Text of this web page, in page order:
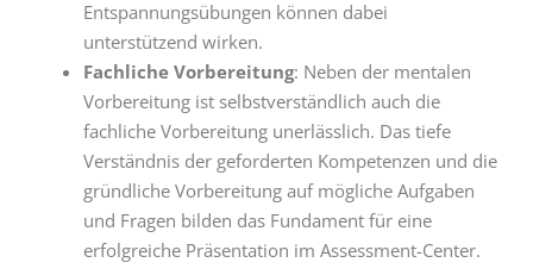
Entspannungsübungen können dabei
unterstützend wirken.
Fachliche Vorbereitung: Neben der mentalen
Vorbereitung ist selbstverständlich auch die
fachliche Vorbereitung unerlässlich. Das tiefe
Verständnis der geforderten Kompetenzen und die
gründliche Vorbereitung auf mögliche Aufgaben
und Fragen bilden das Fundament für eine
erfolgreiche Präsentation im Assessment-Center.